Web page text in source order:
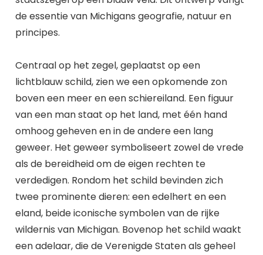
de essentie van Michigans geografie, natuur en
principes.
Centraal op het zegel, geplaatst op een
lichtblauw schild, zien we een opkomende zon
boven een meer en een schiereiland. Een figuur
van een man staat op het land, met één hand
omhoog geheven en in de andere een lang
geweer. Het geweer symboliseert zowel de vrede
als de bereidheid om de eigen rechten te
verdedigen. Rondom het schild bevinden zich
twee prominente dieren: een edelhert en een
eland, beide iconische symbolen van de rijke
wildernis van Michigan. Bovenop het schild waakt
een adelaar, die de Verenigde Staten als geheel